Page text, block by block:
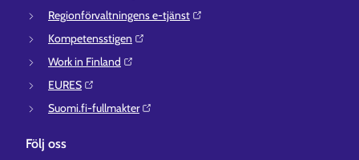
Regionförvaltningens e-tjänst⁠
Kompetensstigen⁠
Work in Finland⁠
EURES⁠
Suomi.fi-fullmakter⁠
Följ oss